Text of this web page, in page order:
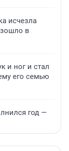
исчезла
в
и ног и стал
его семью
год —